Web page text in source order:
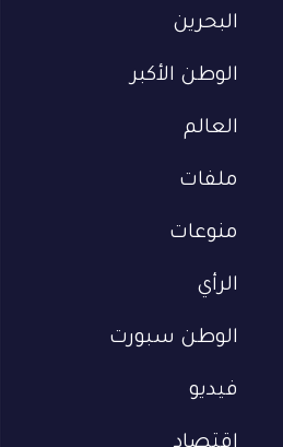
البحرين
الوطن الأكبر
العالم
ملفات
منوعات
الرأي
الوطن سبورت
فيديو